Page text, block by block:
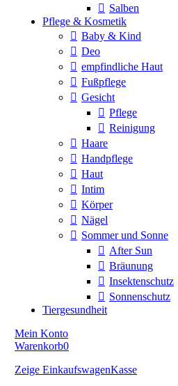
Salben
Pflege & Kosmetik
Baby & Kind
Deo
empfindliche Haut
Fußpflege
Gesicht
Pflege
Reinigung
Haare
Handpflege
Haut
Intim
Körper
Nägel
Sommer und Sonne
After Sun
Bräunung
Insektenschutz
Sonnenschutz
Tiergesundheit
Mein Konto
Warenkorb0
Zeige EinkaufswagenKasse